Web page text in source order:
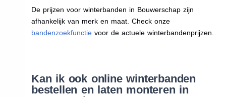
De prijzen voor winterbanden in Bouwerschap zijn
afhankelijk van merk en maat. Check onze
bandenzoekfunctievoor de actuele winterbandenprijzen.
Kan ik ook online winterbanden
bestellen en laten monteren in